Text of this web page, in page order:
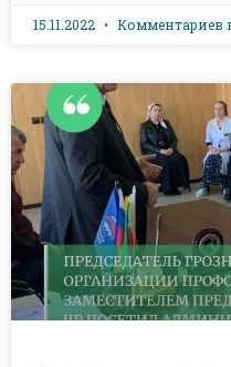
15.11.2022 Комментариев